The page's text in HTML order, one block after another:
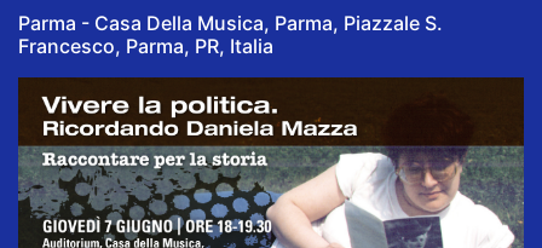
Parma - Casa Della Musica, Parma, Piazzale S.
Francesco, Parma, PR, Italia